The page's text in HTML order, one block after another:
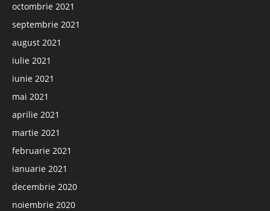
octombrie 2021
septembrie 2021
august 2021
iulie 2021
iunie 2021
mai 2021
aprilie 2021
martie 2021
februarie 2021
ianuarie 2021
decembrie 2020
noiembrie 2020